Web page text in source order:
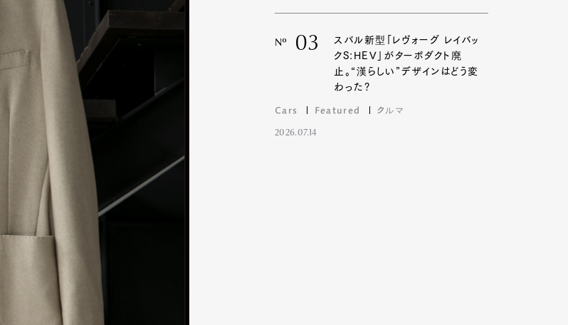
Nº 03
スバル新型「レヴォーグ レイバッ
クS:HEV」がターボダクト廃
止。“漢らしい”デザインはどう変
わった?
Cars Featured クルマ
2026.07.14